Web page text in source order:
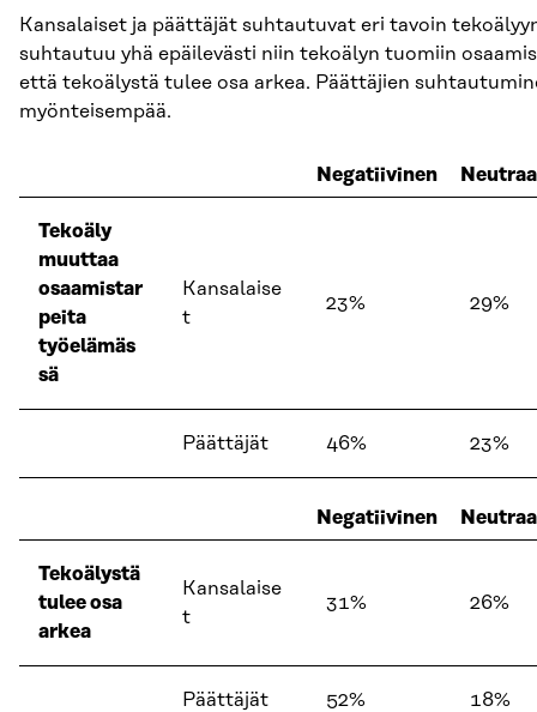
Kansalaiset ja päättäjät suhtautuvat eri tavoin
suhtautuu yhä epäilevästi niin tekoälyn tuomiin
että tekoälystä tulee osa arkea. Päättäjien
myönteisempää.
Negatiivinen
Tekoäly
muuttaa
osaamistar
peita
työelämäs
sä
Kansalaise
t
23% 29%
Päättäjät 46% 23%
Negatiivinen
Tekoälystä
tulee osa
arkea
Kansalaise
t
31% 26%
Päättäjät 52% 18%